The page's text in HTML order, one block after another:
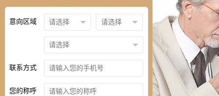
意向区域
联系方式
您的称呼